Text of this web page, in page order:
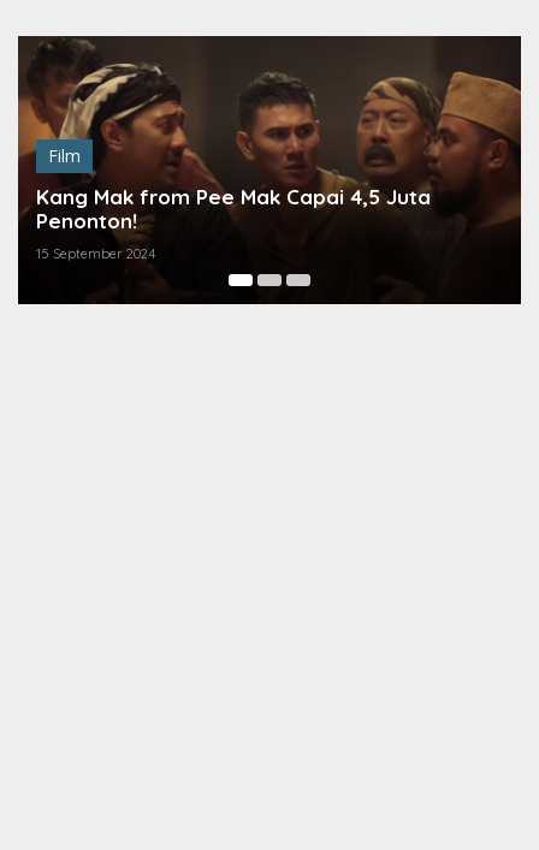
konten
Film
Kang Mak from Pee Mak Capai 4,5 Juta
Penonton!
15 September 2024